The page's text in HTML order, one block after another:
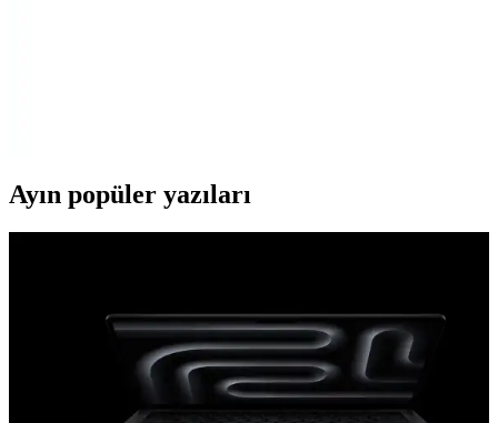
Ayın popüler yazıları